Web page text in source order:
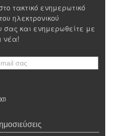
τακτικό ενημερωτικό
ηλεκτρονικού
σας και ενημερωθείτε με
νέα!